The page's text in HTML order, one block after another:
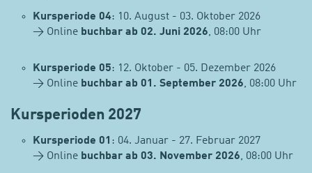
Kursperiode 04: 10. August - 03. Oktober 2026
→ Online buchbar ab 02. Juni 2026, 08:00 Uhr
Kursperiode 05: 12. Oktober - 05. Dezember 2026
→ Online buchbar ab 01. September 2026, 08:00 Uhr
Kursperioden 2027
Kursperiode 01 : 04. Januar - 27. Februar 2027
→ Online buchbar ab 03. November 2026, 08:00 Uhr